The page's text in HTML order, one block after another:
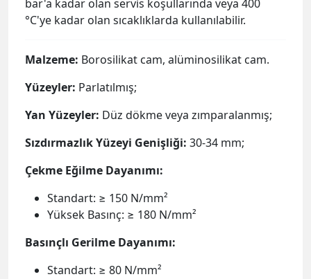
bar'a kadar olan servis koşullarında veya 400
°C'ye kadar olan sıcaklıklarda kullanılabilir.
Malzeme: Borosilikat cam, alüminosilikat cam.
Yüzeyler: Parlatılmış;
Yan Yüzeyler: Düz dökme veya zımparalanmış;
Sızdırmazlık Yüzeyi Genişliği: 30-34 mm;
Çekme Eğilme Dayanımı:
Standart: ≥ 150 N/mm²
Yüksek Basınç: ≥ 180 N/mm²
Basınçlı Gerilme Dayanımı:
Standart: ≥ 80 N/mm²